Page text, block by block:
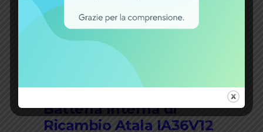
tecnica in caso di problemi o per
effettuare riparazioni, garantendo
al cliente un supporto costante e
Perché Scegliere la
Batteria Interna di
Ricambio Atala IA36V12